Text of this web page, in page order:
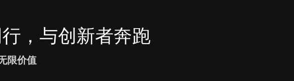
，与创新者奔跑
限价值